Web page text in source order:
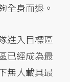
全身而退。
進入目標區
已經成為最
無人載具最